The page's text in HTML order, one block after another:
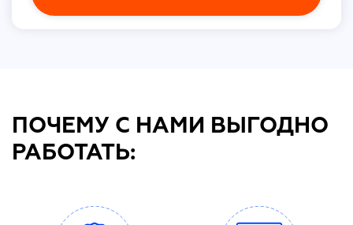
ПОЧЕМУ С НАМИ ВЫГОДНО
РАБОТАТЬ: